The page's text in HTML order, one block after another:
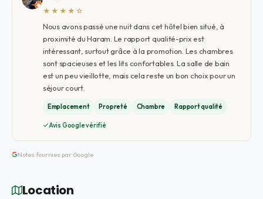
★★★★☆
Nous avons passé une nuit dans cet hôtel bien situé, à
proximité du Haram. Le rapport qualité-prix est
intéressant, surtout grâce à la promotion. Les chambres
sont spacieuses et les lits confortables. La salle de bain
est un peu vieillotte, mais cela reste un bon choix pour un
séjour court.
Emplacement Propreté Chambre Rapport qualité
Avis Google vérifié
Notes fournies par Google
Location